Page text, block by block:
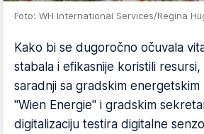
Foto: WH International Services/Regina
Kako bi se dugoročno očuvala
stabala i efikasnije koristili
saradnji sa gradskim
"Wien Energie" i gradskim
digitalizaciju testira digitalne